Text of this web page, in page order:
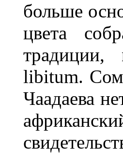
больше
цвета
libitum.
Чаадаева